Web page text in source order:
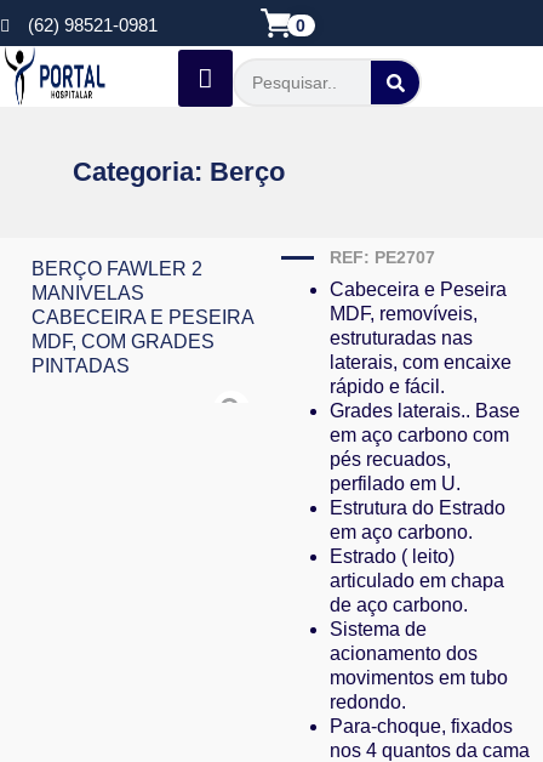
(62) 98521-0981 0
Categoria: Berço
BERÇO FAWLER 2
MANIVELAS
CABECEIRA E PESEIRA
MDF, COM GRADES
PINTADAS
REF: PE2707
Cabeceira e Peseira
MDF, removíveis,
estruturadas nas
laterais, com encaixe
rápido e fácil.
Grades laterais.. Base
em aço carbono com
pés recuados,
perfilado em U.
Estrutura do Estrado
em aço carbono.
Estrado ( leito)
articulado em chapa
de aço carbono.
Sistema de
acionamento dos
movimentos em tubo
redondo.
Para-choque, fixados
nos 4 quantos da cama